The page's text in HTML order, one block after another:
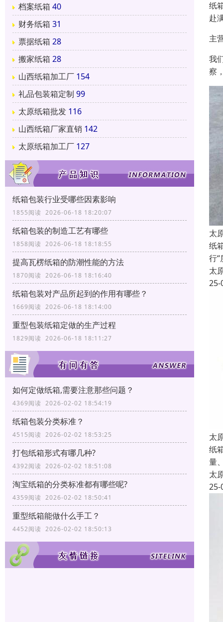
档案纸箱 40
财务纸箱 31
票据纸箱 28
搬家纸箱 28
山西纸箱加工厂 154
礼品包装箱定制 99
太原纸箱批发 116
山西纸箱厂家直销 142
太原纸箱加工厂 127
纸箱包装行业受哪些因素影响
1855阅读 2026-06-18 18:20:07
纸箱包装的制造工艺有哪些
1858阅读 2026-06-18 18:18:55
提高瓦楞纸箱的防潮性能的方法
1870阅读 2026-06-18 18:16:40
纸箱包装对产品所起到的作用有哪些？
1669阅读 2026-06-18 18:14:00
重型包装纸箱定做的生产过程
1829阅读 2026-06-18 18:11:27
如何定做纸箱,需要注意那些问题？
4369阅读 2026-02-02 18:54:19
纸箱包装分类标准？
4515阅读 2026-02-02 18:53:25
打包纸箱形式有哪几种?
4392阅读 2026-02-02 18:51:08
淘宝纸箱的分类标准都有哪些呢?
4359阅读 2026-02-02 18:50:41
重型纸箱能做什么手工？
4452阅读 2026-02-02 18:50:13
纸
赴
主
我
察
太
纸
行
太
25-
太
纸
量
太
25-